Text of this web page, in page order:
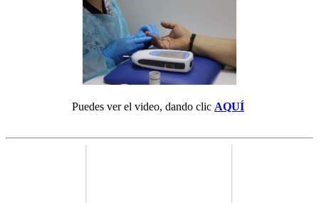
Puedes ver el video, dando clic AQUÍ